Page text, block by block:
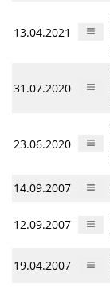
13.04.2021
31.07.2020
23.06.2020
14.09.2007
12.09.2007
19.04.2007